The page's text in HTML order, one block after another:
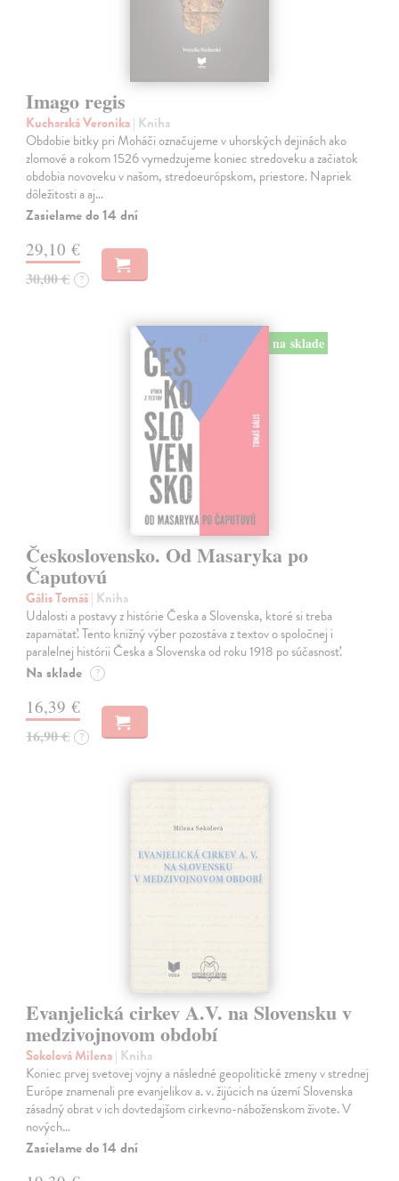
Imago regis
Kucharská Veronika| Kniha
Obdobie bitky pri Moháči označujeme v uhorských dejinách ako
zlomové a rokom 1526 vymedzujeme koniec stredoveku a začiatok
obdobia novoveku v našom, stredoeurópskom, priestore. Napriek
dôležitosti a aj…
Zasielame do 14 dní
29,10 €
30,00 € ?
na sklade
Československo. Od Masaryka po
Čaputovú
Gális Tomáš| Kniha
Udalosti a postavy z histórie Česka a Slovenska, ktoré si treba
zapamätať. Tento knižný výber pozostáva z textov o spoločnej i
paralelnej histórii Česka a Slovenska od roku 1918 po súčasnosť.
Na sklade ?
16,39 €
16,90 € ?
Evanjelická cirkev A.V. na Slovensku v
medzivojnovom období
Sokolová Milena| Kniha
Koniec prvej svetovej vojny a následné geopolitické zmeny v strednej
Európe znamenali pre evanjelikov a. v. žijúcich na území Slovenska
zásadný obrat v ich dovtedajšom cirkevno-náboženskom živote. V
nových…
Zasielame do 14 dní